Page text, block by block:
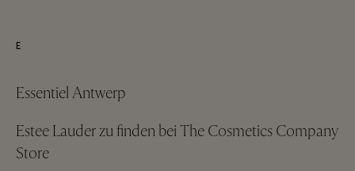
E
Essentiel Antwerp
Estee Lauder zu finden bei The Cosmetics Company
Store